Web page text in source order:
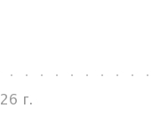
г.